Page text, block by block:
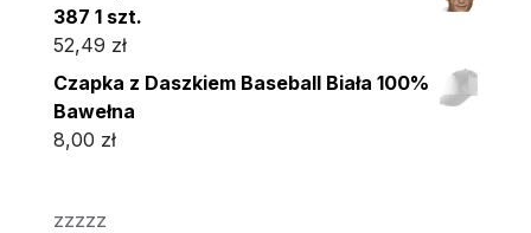
387 1 szt.
52,49 zł
Czapka z Daszkiem Baseball Biała 100%
Bawełna
8,00 zł
zzzzz